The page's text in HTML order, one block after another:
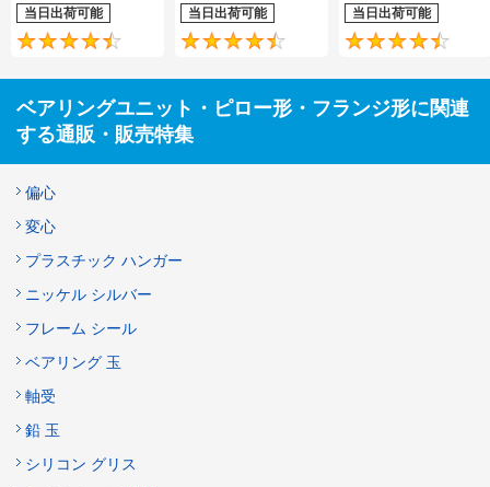
当日出荷可能
4.7
当日出荷可能
4.6
当日出荷可能
ベアリングユニット・ピロー形・フランジ形に関連
する通販・販売特集
偏心
変心
プラスチック ハンガー
ニッケル シルバー
フレーム シール
ベアリング 玉
軸受
鉛 玉
シリコン グリス